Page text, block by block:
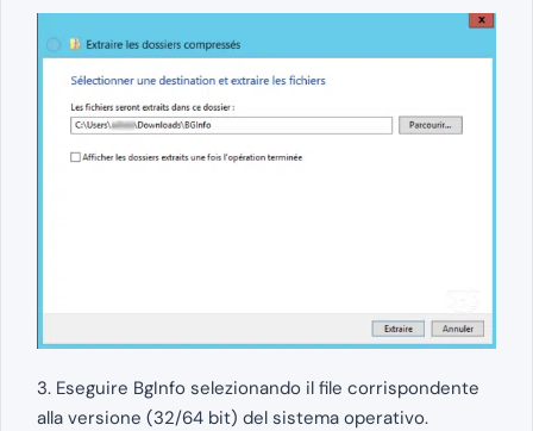
3. Eseguire BgInfo selezionando il file corrispondente
alla versione (32/64 bit) del sistema operativo.